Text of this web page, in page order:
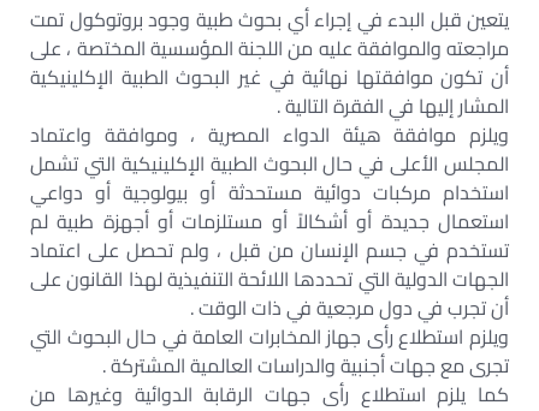
يتعين قبل البدء في إجراء أي بحوث طبية وجود بروتوكول تمت
مراجعته والموافقة عليه من اللجنة المؤسسية المختصة ، على
أن تكون موافقتها نهائية في غير البحوث الطبية الإكلينيكية
المشار إليها في الفقرة التالية .
ويلزم موافقة هيئة الدواء المصرية ، وموافقة واعتماد
المجلس الأعلى في حال البحوث الطبية الإكلينيكية التي تشمل
استخدام مركبات دوائية مستحدثة أو بيولوجية أو دواعي
استعمال جديدة أو أشكالاً أو مستلزمات أو أجهزة طبية لم
تستخدم في جسم الإنسان من قبل ، ولم تحصل على اعتماد
الجهات الدولية التي تحددها اللائحة التنفيذية لهذا القانون على
أن تجرب في دول مرجعية في ذات الوقت .
ويلزم استطلاع رأى جهاز المخابرات العامة في حال البحوث التي
تجرى مع جهات أجنبية والدراسات العالمية المشتركة .
كما يلزم استطلاع رأى جهات الرقابة الدوائية وغيرها من